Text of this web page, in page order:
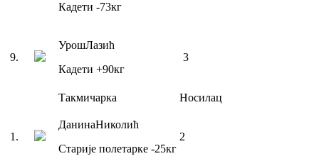
Кадети -73кг
9.
УрошЛазић
Кадети +90кг
3
Такмичарка Носилац
1 .
ДанинаНиколић
Старије полетарке -25кг
2